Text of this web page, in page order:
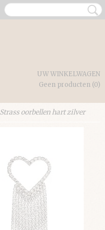
UW WINKELWAGEN
Geen producten (0)
Strass oorbellen hart zilver